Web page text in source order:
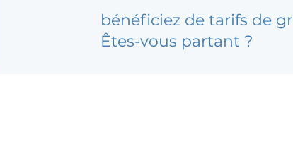
bénéficiez de tarifs de
Êtes-vous partant ?